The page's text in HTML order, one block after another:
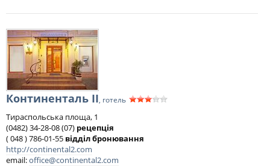
Континенталь II, готель
Тираспольська площа, 1
(0482) 34-28-08 (07) рецепція
( 048 ) 786-01-55 відділ бронювання
http://continental2.com
email:office@continental2.com